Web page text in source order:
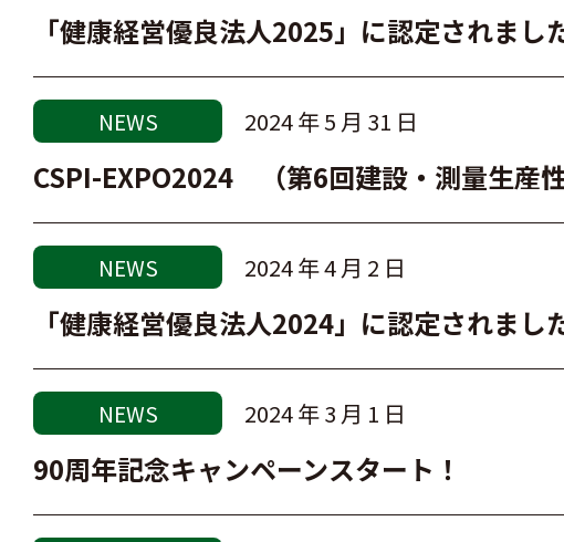
「健康経営優良法人2025」に認定されまし
NEWS 2024 年 5 月 31 日
CSPI-EXPO2024 （第6回建設・測量生産
NEWS 2024 年 4 月 2 日
「健康経営優良法人2024」に認定されまし
NEWS 2024 年 3 月 1 日
90周年記念キャンペーンスタート！